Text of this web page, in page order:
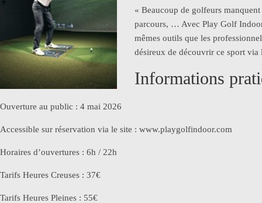
« Beaucoup de golfeurs
parcours, … Avec Play Golf
mêmes outils que les
désireux de découvrir ce sport via
Informations
Ouverture au public : 4 mai 2026
Accessible sur réservation via le site : www.playgolfindoor.com
Horaires d’ouvertures : 6h / 22h
Tarifs Heures Creuses : 37€
Tarifs Heures Pleines : 55€